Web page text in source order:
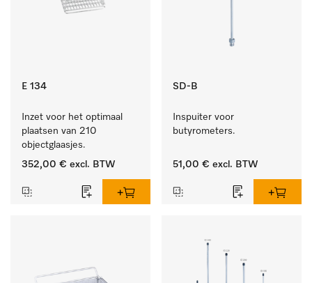
E 134
Inzet voor het optimaal
plaatsen van 210
objectglaasjes.
352,00 € excl. BTW
SD-B
Inspuiter voor
butyrometers.
51,00 € excl. BTW